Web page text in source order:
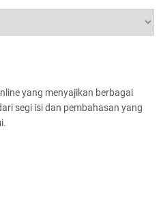
Bidan Garda
Adat hingga
yang menyajikan berbagai
segi isi dan pembahasan yang